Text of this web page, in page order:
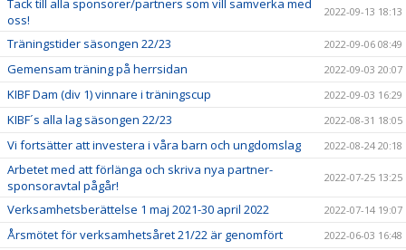
oss!
2022-09-13 18:13
Träningstider säsongen 22/23 2022-09-06 08:49
Gemensam träning på herrsidan 2022-09-03 20:07
KIBF Dam (div 1) vinnare i träningscup 2022-09-03 16:29
KIBF´s alla lag säsongen 22/23 2022-08-31 18:05
Vi fortsätter att investera i våra barn och ungdomslag 2022-08-24 20:18
Arbetet med att förlänga och skriva nya partner-
sponsoravtal pågår!
2022-07-25 13:25
Verksamhetsberättelse 1 maj 2021-30 april 2022 2022-07-14 19:07
Årsmötet för verksamhetsåret 21/22 är genomfört 2022-06-03 16:48